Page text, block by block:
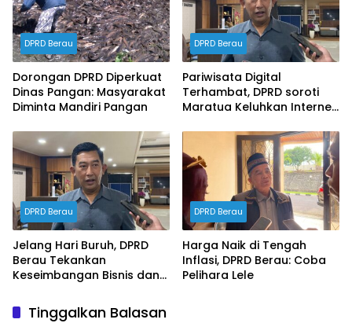
DPRD Berau
Dorongan DPRD Diperkuat
Dinas Pangan: Masyarakat
Diminta Mandiri Pangan
DPRD Berau
Pariwisata Digital
Terhambat, DPRD soroti
Maratua Keluhkan Internet
DPRD Berau
Jelang Hari Buruh, DPRD
Berau Tekankan
Keseimbangan Bisnis dan
DPRD Berau
Harga Naik di Tengah
Inflasi, DPRD Berau: Coba
Pelihara Lele
Tinggalkan Balasan